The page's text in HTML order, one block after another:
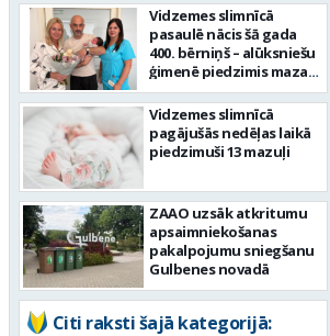
Vidzemes slimnīcā
pasaulē nācis šā gada
400. bērniņš – alūksniešu
ģimenē piedzimis mazais
Martins
Vidzemes slimnīcā
pagājušās nedēļas laikā
piedzimuši 13 mazuļi
ZAAO uzsāk atkritumu
apsaimniekošanas
pakalpojumu sniegšanu
Gulbenes novadā
Citi raksti šajā kategorijā: